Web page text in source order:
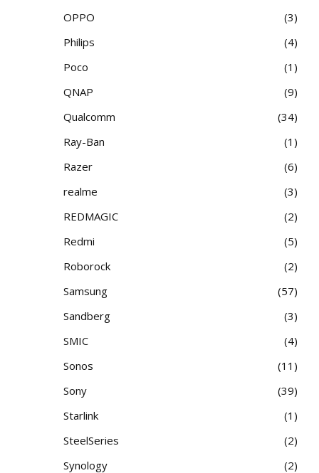
OPPO
3
Philips
4
Poco
1
QNAP
9
Qualcomm
34
Ray-Ban
1
Razer
6
realme
3
REDMAGIC
2
Redmi
5
Roborock
2
Samsung
57
Sandberg
3
SMIC
4
Sonos
11
Sony
39
Starlink
1
SteelSeries
2
Synology
2